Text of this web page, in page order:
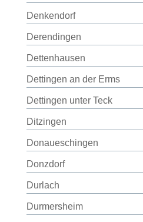
Denkendorf
Derendingen
Dettenhausen
Dettingen an der Erms
Dettingen unter Teck
Ditzingen
Donaueschingen
Donzdorf
Durlach
Durmersheim